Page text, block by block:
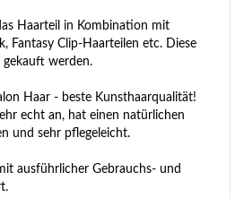
Haarteil in Kombination mit
Fantasy Clip-Haarteilen etc. Diese
gekauft werden.
Haar - beste Kunsthaarqualität!
echt an, hat einen natürlichen
und sehr pflegeleicht.
ausführlicher Gebrauchs- und